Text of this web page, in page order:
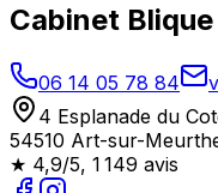
Cabinet Blique
06 14 05 78 84
4 Esplanade du
54510 Art-sur-
★ 4,9/5, 1 149 avis